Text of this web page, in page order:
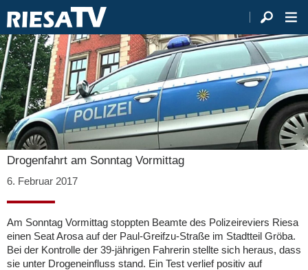
Drogenfahrt am Sonntag Vormittag
6. Februar 2017
Am Sonntag Vormittag stoppten Beamte des Polizeireviers Riesa
einen Seat Arosa auf der Paul-Greifzu-Straße im Stadtteil Gröba.
Bei der Kontrolle der 39-jährigen Fahrerin stellte sich heraus, dass
sie unter Drogeneinfluss stand. Ein Test verlief positiv auf